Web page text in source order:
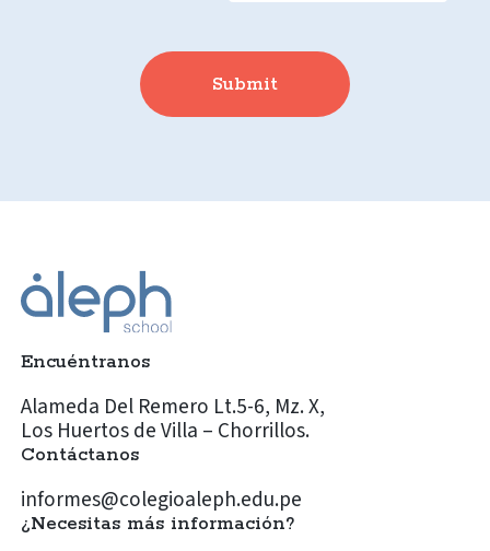
Encuéntranos
Alameda Del Remero Lt.5-6, Mz. X,
Los Huertos de Villa – Chorrillos.
Contáctanos
informes@colegioaleph.edu.pe
¿Necesitas más información?